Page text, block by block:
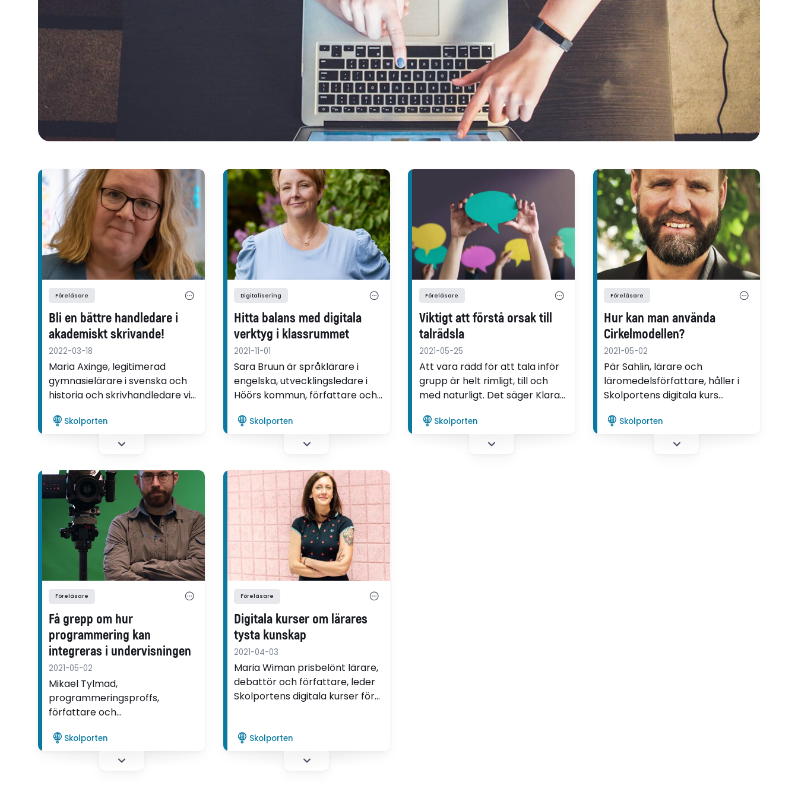
Föreläsare
Bli en bättre handledare i
akademiskt skrivande!
2022-03-18
Maria Axinge, legitimerad
gymnasielärare i svenska och
historia och skrivhandledare vid
Skolportens digitala kurs om
akademiskt skrivande. I den här
verktyg för att lotsa eleverna
genom den akademiska
skrivprocessen.
Skolporten
Digitalisering
Hitta balans med digitala
verktyg i klassrummet
2021-11-01
Sara Bruun är språklärare i
engelska, utvecklingsledare i
Höörs kommun, författare och
arbetssätt. Hon leder
Skolportens nya digitala kurs
Skolporten
Föreläsare
Viktigt att förstå orsak till
talrädsla
2021-05-25
Att vara rädd för att tala inför
grupp är helt rimligt, till och
med naturligt. Det säger Klara
kursledare för Skolportens
digitala kurs ”Trygga talare i
Skolporten
Föreläsare
Hur kan man använda
Cirkelmodellen?
2021-05-02
Pär Sahlin, lärare och
läromedelsförfattare, håller i
Skolportens digitala kurs
Han går igenom grunderna för
arbetssättet och visar bland
Skolporten
Föreläsare
Få grepp om hur
programmering kan
integreras i undervisningen
2021-05-02
Mikael Tylmad,
programmeringsproffs,
författare och
Södertörns friskola, du har
designat Skolportens digitala
Skolporten
Föreläsare
Digitala kurser om lärares
tysta kunskap
2021-04-03
Maria Wiman prisbelönt lärare,
debattör och författare, leder
Skolportens digitala kurser för
som inte lärs ut på
lärarutbildningen och som
erfarna lärare tar för givet.
Skolporten